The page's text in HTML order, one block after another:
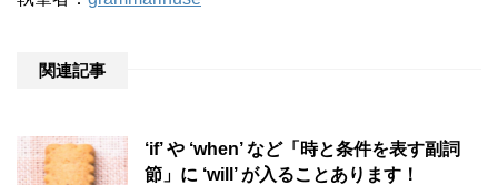
関連記事
‘if’ や ‘when’ など「時と条件を表す副詞
節」に ‘will’ が入ることあります！